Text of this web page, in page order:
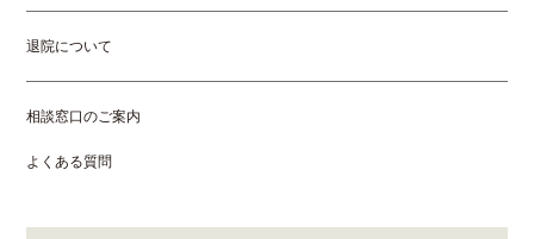
退院について
相談窓口のご案内
よくある質問